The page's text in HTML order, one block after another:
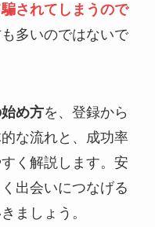
されてしまうので
多いのではないで
め方を、登録から
な流れと、成功率
く解説します。安
出会いにつなげる
ましょう。